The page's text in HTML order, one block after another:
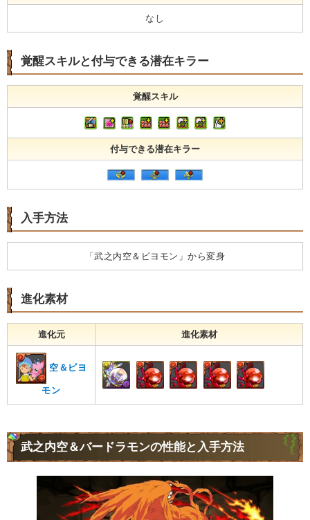
なし
覚醒スキルと付与できる潜在キラー
覚醒スキル
付与できる潜在キラー
入手方法
「武之内空＆ピヨモン」から変身
進化素材
進化元 進化素材
空＆ピヨ
モン
武之内空＆バードラモンの性能と入手方法